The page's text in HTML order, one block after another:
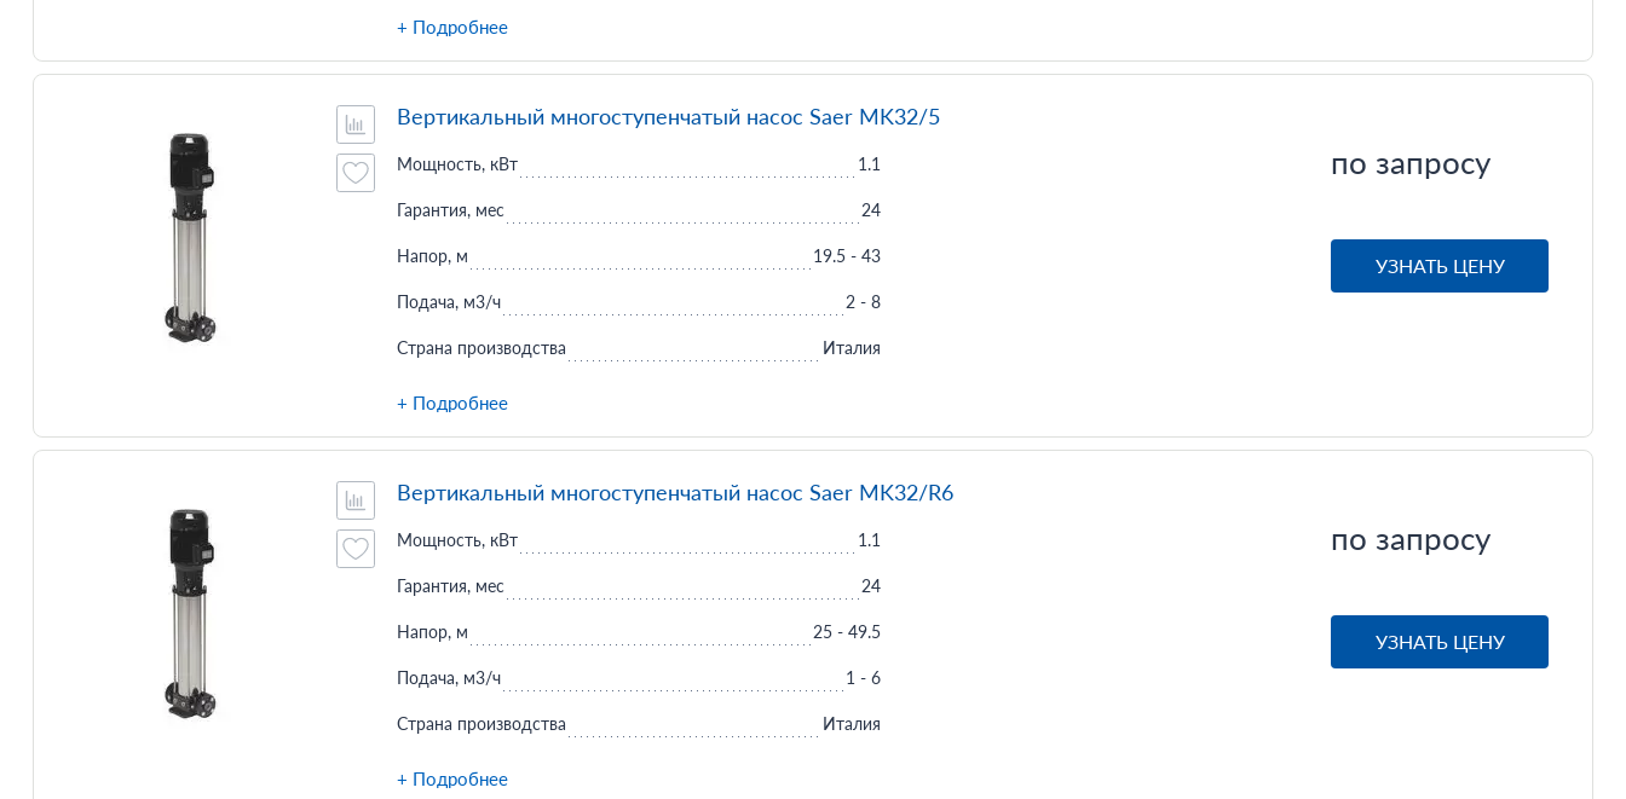
+ Подробнее
по запросу
УЗНАТЬ ЦЕНУ
Вертикальный многоступенчатый насос Saer MK32/5
Мощность, кВт 1.1
Гарантия, мес 24
Напор, м 19.5 - 43
Подача, м3/ч 2 - 8
Страна производства Италия
+ Подробнее
по запросу
УЗНАТЬ ЦЕНУ
Вертикальный многоступенчатый насос Saer MK32/R6
Мощность, кВт 1.1
Гарантия, мес 24
Напор, м 25 - 49.5
Подача, м3/ч 1 - 6
Страна производства Италия
+ Подробнее